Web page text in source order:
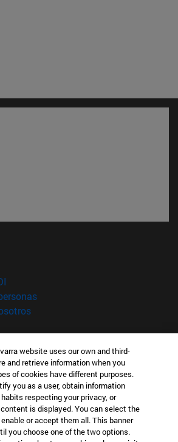
en nueva ventana)
(abre en nueva ventana)
(abre en nueva ventana)
00 website uses our own and third-
and retrieve information when you
of cookies have different purposes.
you as a user, obtain information
respecting your privacy, or
is displayed. You can select the
or accept them all. This banner
you choose one of the two options.